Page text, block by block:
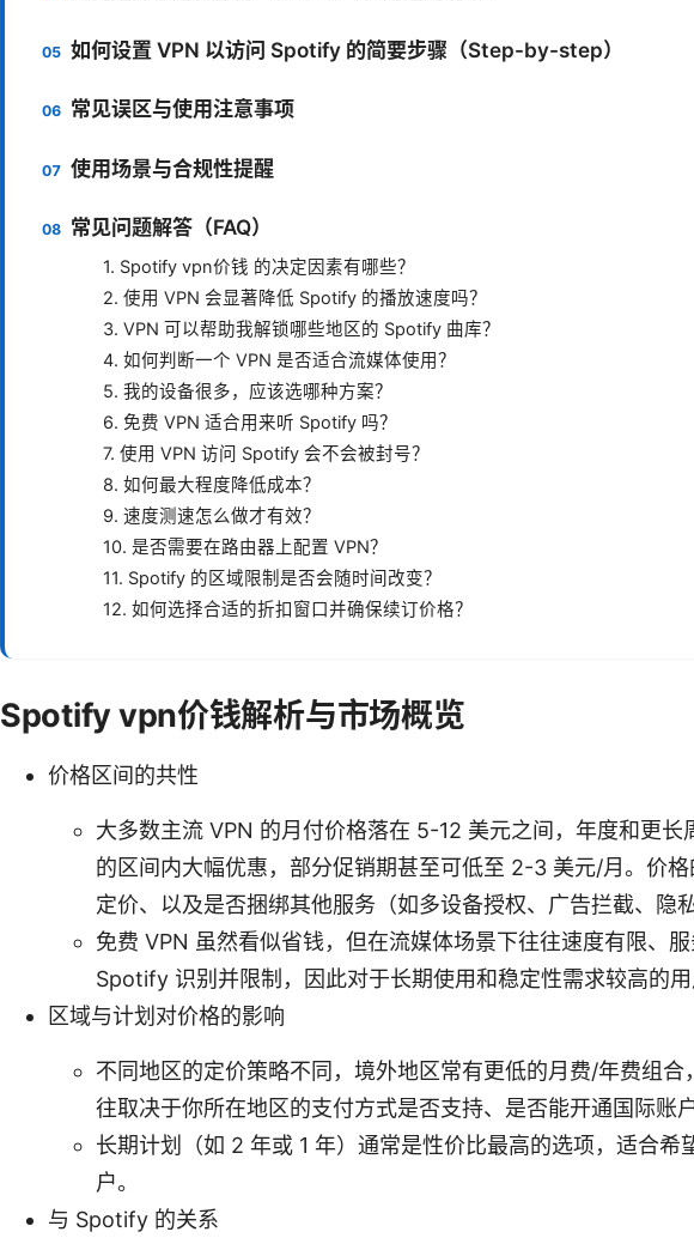
如何设置 VPN 以访问 Spotify 的简要步骤（Step-by-step）
常见误区与使用注意事项
使用场景与合规性提醒
常见问题解答（FAQ）
1. Spotify vpn价钱 的决定因素有哪些？
2. 使用 VPN 会显著降低 Spotify 的播放速度吗？
3. VPN 可以帮助我解锁哪些地区的 Spotify 曲库？
4. 如何判断一个 VPN 是否适合流媒体使用？
5. 我的设备很多，应该选哪种方案？
6. 免费 VPN 适合用来听 Spotify 吗？
7. 使用 VPN 访问 Spotify 会不会被封号？
8. 如何最大程度降低成本？
9. 速度测速怎么做才有效？
10. 是否需要在路由器上配置 VPN？
11. Spotify 的区域限制是否会随时间改变？
12. 如何选择合适的折扣窗口并确保续订价格？
Spotify vpn价钱解析与市场概览
价格区间的共性
大多数主流 VPN 的月付价格落在 5-12 美元之间，年度和更
的区间内大幅优惠，部分促销期甚至可低至 2-3 美元/月。价
定价、以及是否捆绑其他服务（如多设备授权、广告拦截、隐
免费 VPN 虽然看似省钱，但在流媒体场景下往往速度有限、
Spotify 识别并限制，因此对于长期使用和稳定性需求较高的用
区域与计划对价格的影响
不同地区的定价策略不同，境外地区常有更低的月费/年费组
往取决于你所在地区的支付方式是否支持、是否能开通国际账户
长期计划（如 2 年或 1 年）通常是性价比最高的选项，适合
户。
与 Spotify 的关系